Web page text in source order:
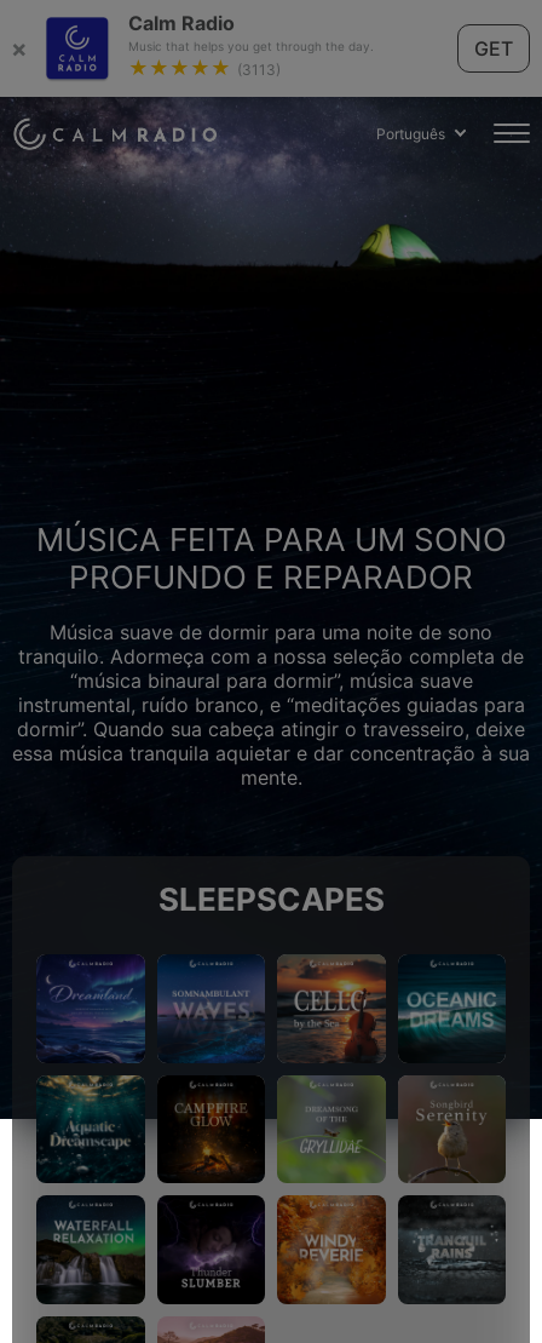
×
Calm Radio
Music that helps you get through the day.
★★★★★ (3113)
GET
Português
MÚSICA FEITA PARA UM SONO
PROFUNDO E REPARADOR
Música suave de dormir para uma noite de sono
tranquilo. Adormeça com a nossa seleção completa de
“música binaural para dormir”, música suave
instrumental, ruído branco, e “meditações guiadas para
dormir”. Quando sua cabeça atingir o travesseiro, deixe
essa música tranquila aquietar e dar concentração à sua
mente.
SLEEPSCAPES